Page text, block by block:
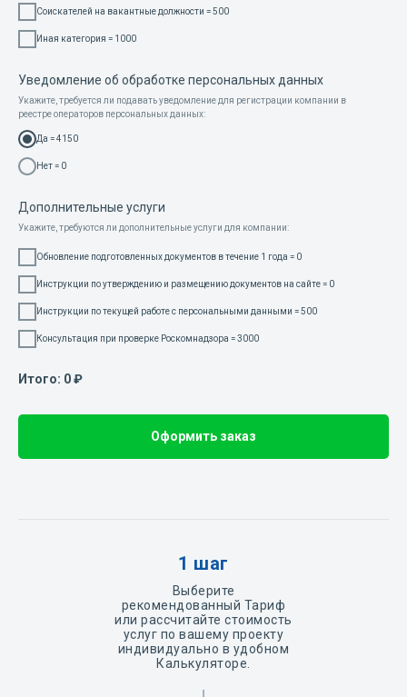
Соискателей на вакантные должности = 500
Иная категория = 1000
Уведомление об обработке персональных данных
Укажите, требуется ли подавать уведомление для регистрации компании в
реестре операторов персональных данных:
Да = 4150
Нет = 0
Дополнительные услуги
Укажите, требуются ли дополнительные услуги для компании:
Обновление подготовленных документов в течение 1 года = 0
Инструкции по утверждению и размещению документов на сайте = 0
Инструкции по текущей работе с персональными данными = 500
Консультация при проверке Роскомнадзора = 3000
Итого: 0₽
Оформить заказ
1 шаг
Выберите
рекомендованный Тариф
или рассчитайте стоимость
услуг по вашему проекту
индивидуально в удобном
Калькуляторе.